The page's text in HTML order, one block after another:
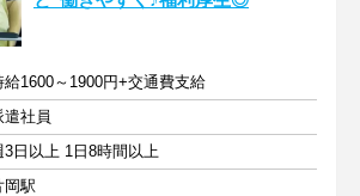
給1600～1900円+交通費支給
遣社員
3日以上 1日8時間以上
岡駅